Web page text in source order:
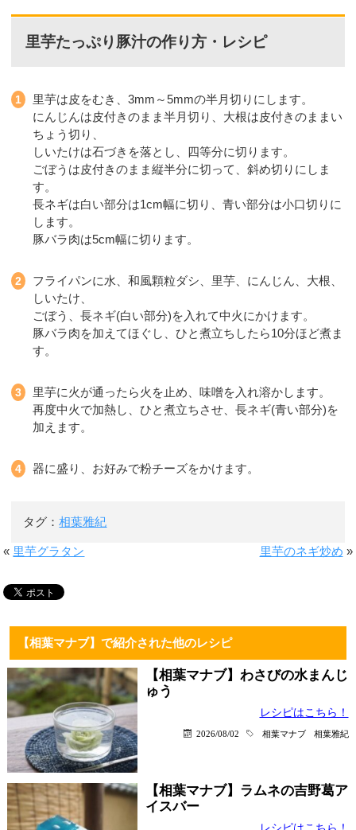
里芋たっぷり豚汁の作り方・レシピ
里芋は皮をむき、3mm～5mmの半月切りにします。
にんじんは皮付きのまま半月切り、大根は皮付きのままい
ちょう切り、
しいたけは石づきを落とし、四等分に切ります。
ごぼうは皮付きのまま縦半分に切って、斜め切りにしま
す。
長ネギは白い部分は1cm幅に切り、青い部分は小口切りに
します。
豚バラ肉は5cm幅に切ります。
フライパンに水、和風顆粒ダシ、里芋、にんじん、大根、
しいたけ、
ごぼう、長ネギ(白い部分)を入れて中火にかけます。
豚バラ肉を加えてほぐし、ひと煮立ちしたら10分ほど煮ま
す。
里芋に火が通ったら火を止め、味噌を入れ溶かします。
再度中火で加熱し、ひと煮立ちさせ、長ネギ(青い部分)を
加えます。
器に盛り、お好みで粉チーズをかけます。
タグ：相葉雅紀
« 里芋グラタン 里芋のネギ炒め »
【相葉マナブ】で紹介された他のレシピ
【相葉マナブ】わさびの水まんじ
ゅう
レシピはこちら！
2026/08/02 相葉マナブ 相葉雅紀
【相葉マナブ】ラムネの吉野葛ア
イスバー
レシピはこちら！